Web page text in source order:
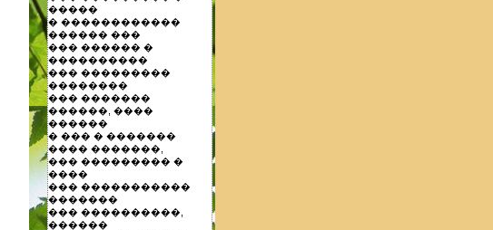
�����
� ������������
������ ���
��� ������ �
����������
��� ���������
��������
��� �������
������, ����
������
� ��� � �������
���� �������,
��� ��������� �
����
��� �����������
�������
��� ����������,
������